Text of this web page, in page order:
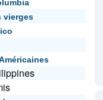
vierges